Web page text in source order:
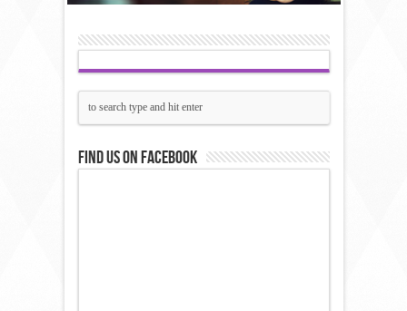
Find us on Facebook